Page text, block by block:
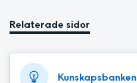
Relaterade sidor
Kunskapsbanken